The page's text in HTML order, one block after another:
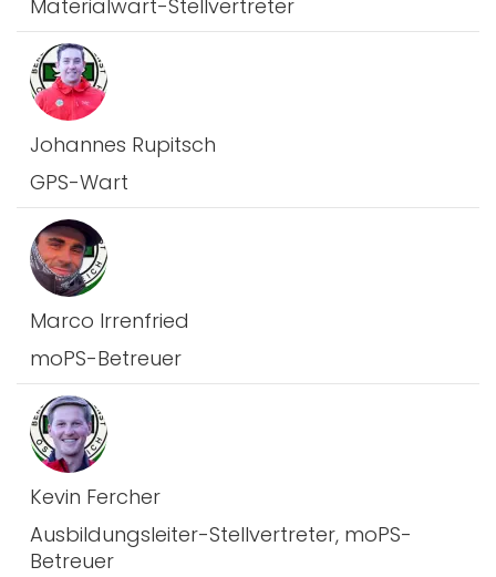
Materialwart-Stellvertreter
Johannes Rupitsch
GPS-Wart
Marco Irrenfried
moPS-Betreuer
Kevin Fercher
Ausbildungsleiter-Stellvertreter, moPS-
Betreuer